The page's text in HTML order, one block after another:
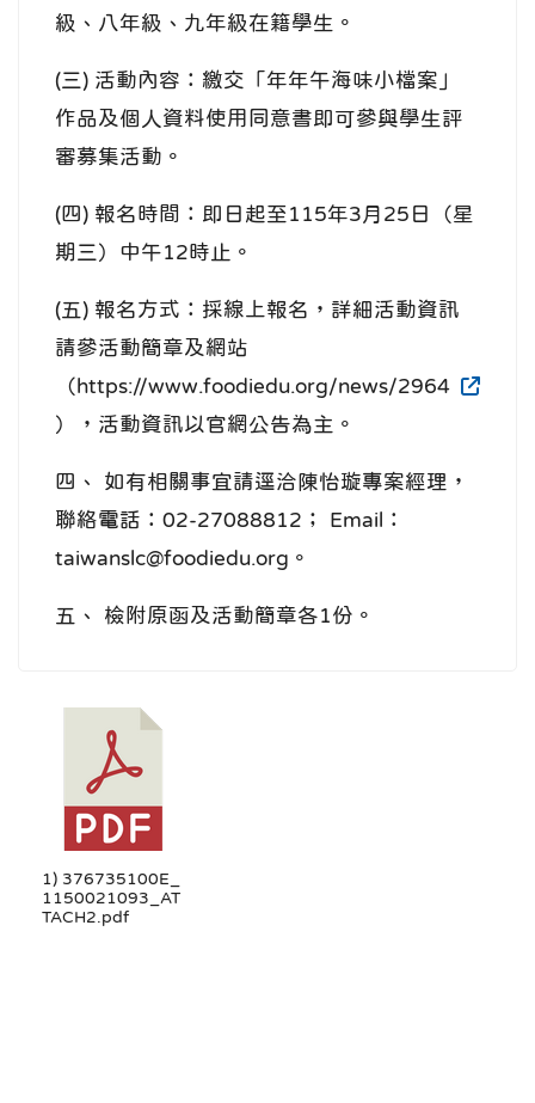
級、八年級、九年級在籍學生。
(三) 活動內容：繳交「年年午海味小檔案」
作品及個人資料使用同意書即可參與學生評
審募集活動。
(四) 報名時間：即日起至115年3月25日（星
期三）中午12時止。
(五) 報名方式：採線上報名，詳細活動資訊
請參活動簡章及網站
（https://www.foodiedu.org/news/2964
），活動資訊以官網公告為主。
四、 如有相關事宜請逕洽陳怡璇專案經理，
聯絡電話：02-27088812； Email：
taiwanslc@foodiedu.org。
五、 檢附原函及活動簡章各1份。
1) 376735100E_
1150021093_AT
TACH2.pdf